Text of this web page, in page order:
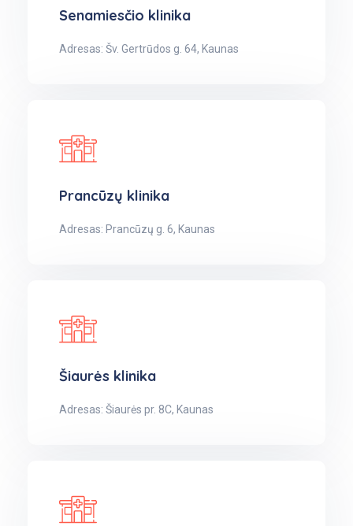
Senamiesčio klinika
Adresas: Šv. Gertrūdos g. 64, Kaunas
Prancūzų klinika
Adresas: Prancūzų g. 6, Kaunas
Šiaurės klinika
Adresas: Šiaurės pr. 8C, Kaunas